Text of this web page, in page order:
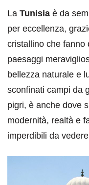
La Tunisia è da
per eccellenza,
cristallino che fanno
paesaggi
bellezza naturale e
sconfinati campi da
pigri, è anche dove
modernità, realtà e
imperdibili da